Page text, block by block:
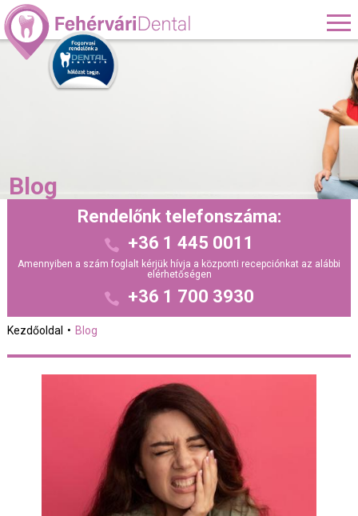
Blog
Rendelőnk telefonszáma:
+36 1 445 0011
Amennyiben a szám foglalt kérjük hívja a központi recepciónkat az alábbi
elérhetőségen
+36 1 700 3930
Kezdőoldal Blog